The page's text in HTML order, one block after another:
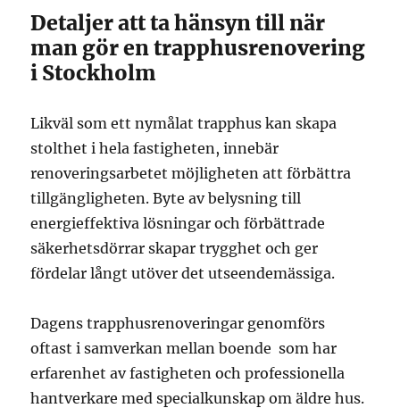
Detaljer att ta hänsyn till när
man gör en trapphusrenovering
i Stockholm
Likväl som ett nymålat trapphus kan skapa
stolthet i hela fastigheten, innebär
renoveringsarbetet möjligheten att förbättra
tillgängligheten. Byte av belysning till
energieffektiva lösningar och förbättrade
säkerhetsdörrar skapar trygghet och ger
fördelar långt utöver det utseendemässiga.
Dagens trapphusrenoveringar genomförs
oftast i samverkan mellan boende som har
erfarenhet av fastigheten och professionella
hantverkare med specialkunskap om äldre hus.